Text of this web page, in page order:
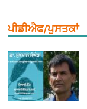
ਪੀਡੀਐਫ/ਪੁਸਤਕਾਂ